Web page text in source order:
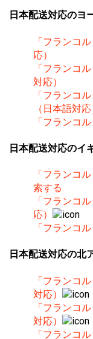
日本配送対応のヨ
「フランコ
応）
「フランコ
対応）
「フランコ
（日本語対応
「フランコ
日本配送対応のイ
「フランコ
索する
「フランコ
応）
「フランコ
日本配送対応の北
「フランコ
対応）
「フランコ
対応）
「フランコ